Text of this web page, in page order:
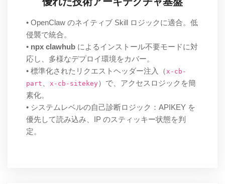
• OpenClaw のネイティブ Skill ロジックに適合。低
侵襲で統合。
• npx clawhub によるインストール不要モードに対
応し、多様なデプロイ環境をカバー。
• 標準化されたリクエストヘッダー注入（x-cb-
part
x-cb-sitekey）で、アクセスロジックを簡
素化。
• システムレベルの自己診断ロジック：APIKEY を
優先して読み込み、IP のスティッキー状態を判
定。